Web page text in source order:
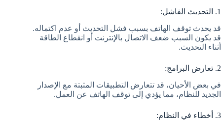
1. التحديث الفاشل:
قد يحدث توقف الهاتف بسبب فشل التحديث أو عدم اكتماله.
قد يكون السبب ضعف الاتصال بالإنترنت أو انقطاع الطاقة
أثناء التحديث.
2. تعارض البرامج:
في بعض الأحيان، قد تتعارض التطبيقات المثبتة مع الإصدار
الجديد للنظام، مما يؤدي إلى توقف الهاتف عن العمل.
3. أخطاء في النظام: